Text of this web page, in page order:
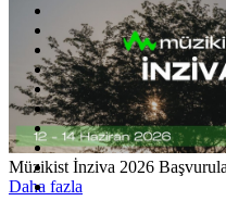
Müzikist İnziva 2026
Daha fazla